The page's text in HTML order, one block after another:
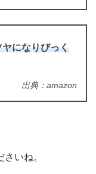
になりびっく
出典：amazon
いね。